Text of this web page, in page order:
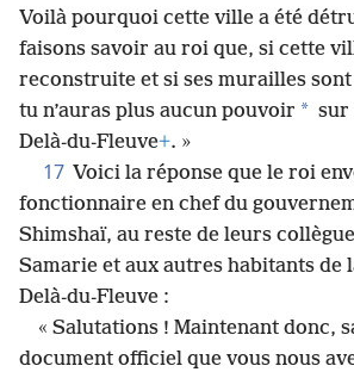
Voilà pourquoi cette ville a été
faisons savoir au roi que, si cette
reconstruite et si ses murailles
tu n’auras plus aucun pouvoir * sur
Delà-du-Fleuve+. »
17 Voici la réponse que le roi
fonctionnaire en chef du
Shimshaï, au reste de leurs
Samarie et aux autres habitants de
Delà-du-Fleuve :
« Salutations ! Maintenant donc,
document officiel que vous nous